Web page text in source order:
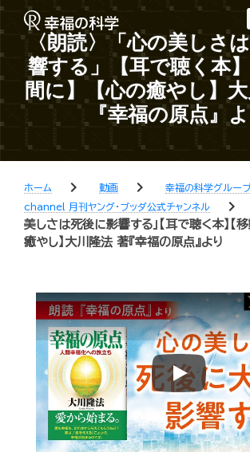
〈朗読〉「心の美しさ
響する」【耳で聴く本
間に】【心の癒やし】
『幸福の原点』
ホーム chevron_right 動画 chevron_right 幸福の科学グルー
channel 月刊ヤング・ブッダ公式チャンネル
chevron_right
美しさは死後に影響する」【耳で聴く本】【
癒やし】大川隆法 著『幸福の原点』より
Play